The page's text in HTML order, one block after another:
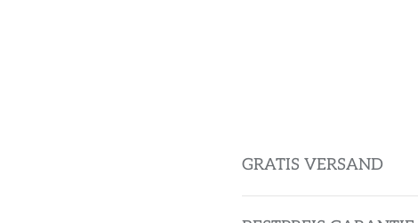
GRATIS VERSAND